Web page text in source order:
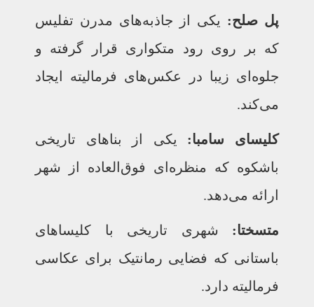
پل صلح: یکی از جاذبه‌های مدرن تفلیس
که بر روی رود متکواری قرار گرفته و
جلوه‌ای زیبا در عکس‌های فرمالیته ایجاد
می‌کند.
کلیسای سامبا: یکی از بناهای تاریخی
باشکوه که منظره‌ای فوق‌العاده از شهر
ارائه می‌دهد.
متسختا: شهری تاریخی با کلیساهای
باستانی که فضایی رمانتیک برای عکاسی
فرمالیته دارد.